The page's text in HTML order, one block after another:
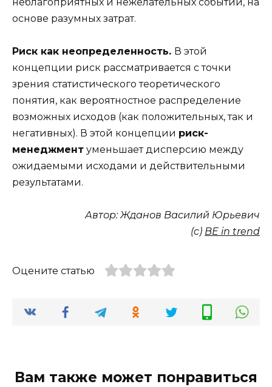
основе разумных затрат.
Риск как неопределенность. В этой
концепции риск рассматривается с точки
зрения статистического теоретического
понятия, как вероятностное распределение
возможных исходов (как положительных, так и
негативных). В этой концепции риск-
менеджмент уменьшает дисперсию между
ожидаемыми исходами и действительными
результатами.
Автор: Жданов Василий Юрьевич
(c) BE in trend
Оцените статью
Вам также может понравиться